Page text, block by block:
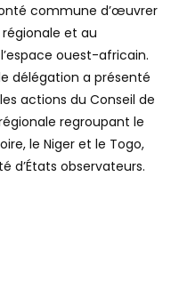
commune d’œuvrer
et au
ouest-africain.
délégation a présenté
actions du Conseil de
regroupant le
le Niger et le Togo,
d’États observateurs.